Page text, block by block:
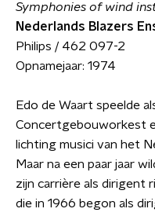
Symphonies of wind
Nederlands Blazers
Philips / 462 097-2
Opnamejaar: 1974
Edo de Waart speelde
Concertgebouworkest
lichting musici van het
Maar na een paar jaar
zijn carrière als dirigent
die in 1966 begon als